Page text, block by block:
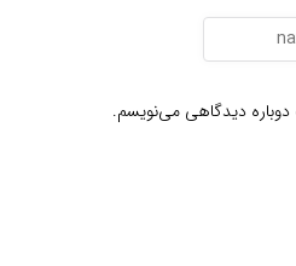
دوباره دیدگاهی می‌نویسم.